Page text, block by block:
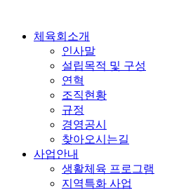
체육회소개
인사말
설립목적 및 구성
연혁
조직현황
규정
경영공시
찾아오시는길
사업안내
생활체육 프로그램
지역특화 사업